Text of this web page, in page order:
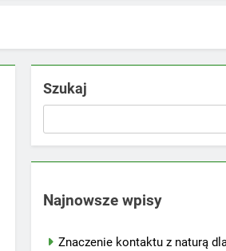
Szukaj
Najnowsze wpisy
Znaczenie kontaktu z naturą